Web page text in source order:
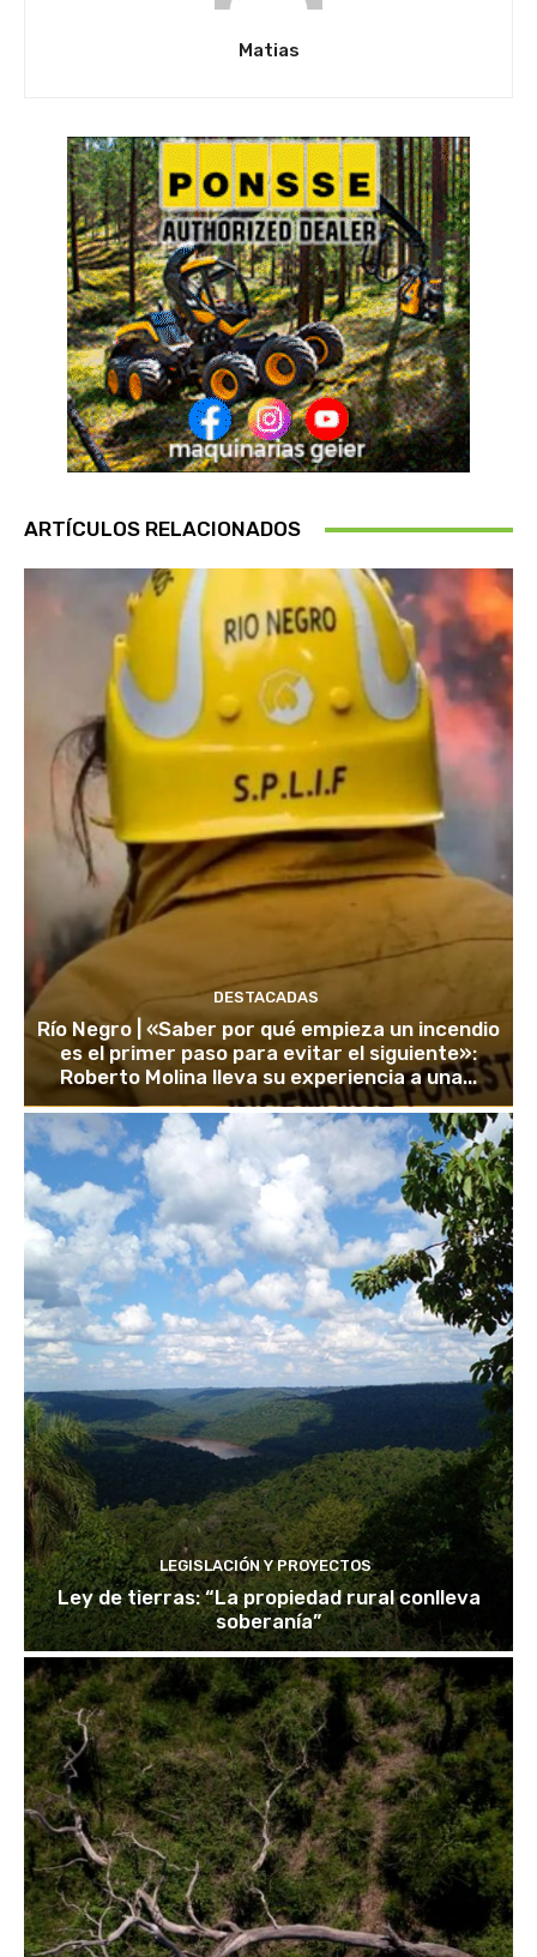
Matias
ARTÍCULOS RELACIONADOS
DESTACADAS
Río Negro | «Saber por qué empieza un incendio
es el primer paso para evitar el siguiente»:
Roberto Molina lleva su experiencia a una...
LEGISLACIÓN Y PROYECTOS
Ley de tierras: “La propiedad rural conlleva
soberanía”